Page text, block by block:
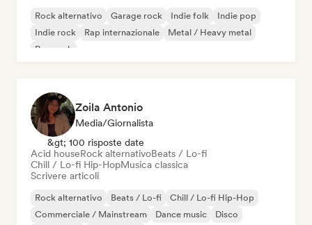
Rock alternativo Garage rock Indie folk
Indie pop
Indie rock
Rap internazionale
Metal / Heavy metal
Pop rock
Zoila Antonio
Media/Giornalista
&gt; 100 risposte date
Acid houseRock alternativoBeats / Lo-fi
Chill / Lo-fi Hip-HopMusica classica
Scrivere articoli
Rock alternativo Beats / Lo-fi
Chill / Lo-fi Hip-Hop
Commerciale / Mainstream
Dance music
Disco